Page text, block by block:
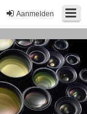
Aanmelden